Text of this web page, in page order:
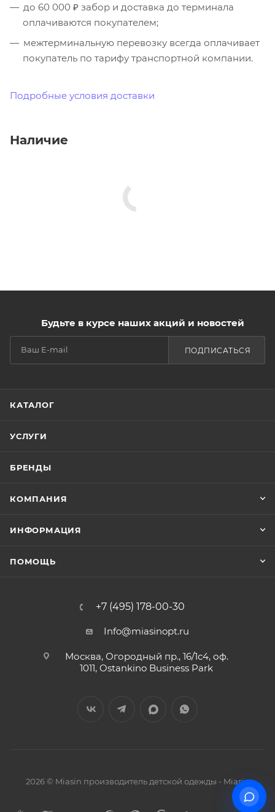
до 60 000 ₽ забор и доставка до терминала
оплачиваются покупателем;
межтерминальную перевозку всегда оплачивает
покупатель по тарифу транспортной компании.
Подробные условия доставки
Наличие
Будьте в курсе наших акций и новостей
ПОДПИСАТЬСЯ
КАТАЛОГ
УСЛУГИ
БРЕНДЫ
КОМПАНИЯ
ИНФОРМАЦИЯ
ПОМОЩЬ
+7 (495) 178-00-30
Info@miasinopt.ru
Москва, Огородный пр., 16/1с4, оф.
1011, Ostankino Business Park
2026 © Miasin производитель детской одежды - Miasin